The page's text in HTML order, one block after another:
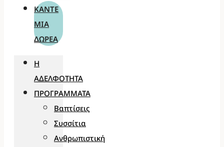
ΚΆΝΤΕ
ΜΊΑ
ΔΩΡΕΆ
Η
ΑΔΕΛΦΌΤΗΤΑ
ΠΡΟΓΡΆΜΜΑΤΑ
Βαπτίσεις
Συσσίτια
Ανθρωπιστική